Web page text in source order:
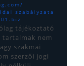
szabályzata
tájékoztató
tartalmak nem
szakmai
szerzői jogi